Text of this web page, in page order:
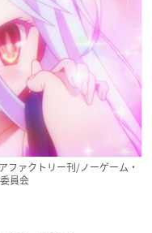
ファクトリー刊/ノーゲーム・
員会